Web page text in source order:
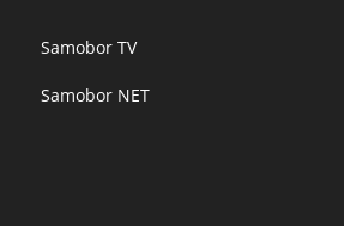
Samobor TV
Samobor NET